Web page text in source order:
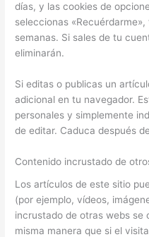
días, y las cookies de
seleccionas
semanas. Si sales de tu
eliminarán.
Si editas o publicas un
adicional en tu navegador.
personales y simplemente
de editar. Caduca después
Contenido incrustado de
Los artículos de este sitio
(por ejemplo, vídeos,
incrustado de otras webs se
misma manera que si el